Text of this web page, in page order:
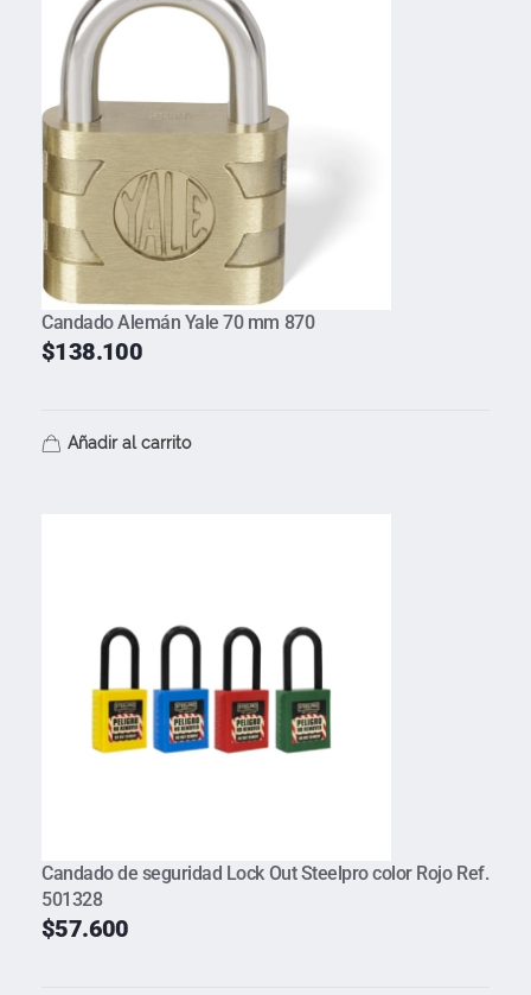
Candado Alemán Yale 70 mm 870
$138.100
Añadir al carrito
Candado de seguridad Lock Out Steelpro color Rojo Ref.
501328
$57.600